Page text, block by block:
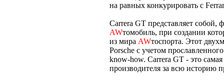
на равных конкурировать с
Carrera GT представляет собой,
AWтомобиль, при создании
из мира AWтоспорта. Этот
Porsche с учетом
know-how. Carrera GT - это
производителя за всю историю